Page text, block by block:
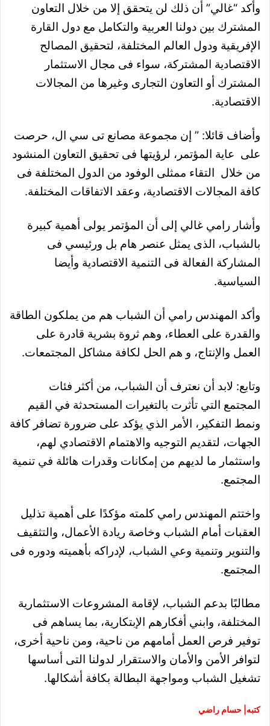
وأكد “غالي” أن ذلك لن يتحقق إلا من خلال التعاون
المشترك بين دولنا العربية والتكامل مع دول القارة
الإفريقية ودول العالم المختلفة، لتحقيق المصالح
الاقتصادية المشتركة، سواء فى مجال الاستثمار
المشترك أو التعاون التجارى وغيرها من المجالات
الاقتصادية.
وأضاف قائلا: ” إن مجموعة مصانع تى سي ال، حرصت
على عاية المؤتمر، لرؤيتها فى تحقيق التعاون المنشود
من خلال التقاء ممثلى الوفود من الدول المختلفة فى
كافة المجالات الاقتصادية، وعقد الاتفاقات المختلفة.
وأشار رامي غالي إلى أن المؤتمر يولى أهمية كبيرة
بالشباب، الذى يمثل عنصر هام بل ورئيسي فى
المشاركة الفعالة فى التنمية الاقتصادية وأيضا
السياسية.
وأكد المهندس رامي أن الشباب هم من يملكون الطاقة
والقدرة على العطاء، وهم ثروة بشرية قادرة على
العمل والإنتاج، و هم الحل لكافة مشاكل المجتمعات.
وتابع: لابد أن نعترف أن الشباب، من أکثر فئات
المجتمع التي تأثرت بالتغيرات المستحدثة في القيم
ونمط التفکير، الأمر الذي يؤکد على ضرورة تضافر کافة
الجهات، لتقديم التوجيه والاهتمام الاقتصادي لهم،
واستثمار ما لديهم من إمکانات وقدرات هائلة في تنمية
المجتمع.
واختتم المهندس رامي كلمته مؤكدًا على أهمية تذليل
العقبات أمام الشباب وخاصة ريادة الأعمال، والتثقيف
والتنوير وتنمية وعي الشباب، لإدراکه بأهميته ودوره فى
المجتمع.
مطالبًا بدعم الشباب، لإقامة المشروعات الاستثمارية
المختلفة، وابني أفكارهم الإبتكارية، بما يساهم فى
توفير فرص العمل أمامهم من ناحية، ومن ناحية أخرى،
لتوافر الأمن والأمان والاستقرار لدولنا التى أساسها
تشغيل الشباب ومواجهة البطالة بكافة أشكالها.
كتبه| حسام راضي